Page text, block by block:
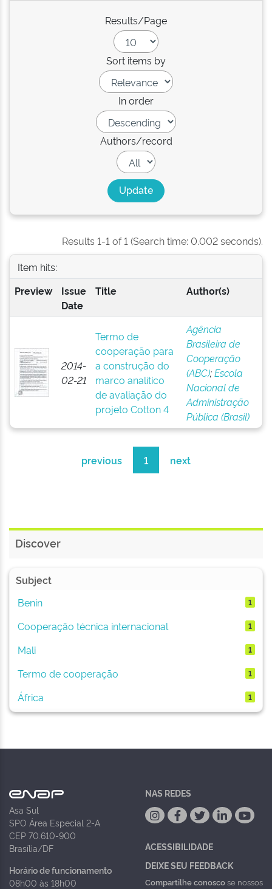
Results/Page
Sort items by
In order
Authors/record
Results 1-1 of 1 (Search time: 0.002 seconds).
Item hits:
Preview
Issue
Date
Title Author(s)
2014-
02-21
Termo de
cooperação para
a construção do
marco analítico
de avaliação do
projeto Cotton 4
Agência
Brasileira de
Cooperação
(ABC);Escola
Nacional de
Administração
Pública (Brasil)
previous 1 next
Discover
Subject
Benin
1
Cooperação técnica internacional 1
Mali 1
Termo de cooperação 1
África 1
Asa Sul
SPO Área Especial 2-A
CEP 70.610-900
Brasília/DF
Horário de funcionamento
08h00 às 18h00
NAS REDES
ACESSIBILIDADE
DEIXE SEU FEEDBACK
Compartilhe conoscose nossos